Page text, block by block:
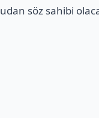
söz sahibi